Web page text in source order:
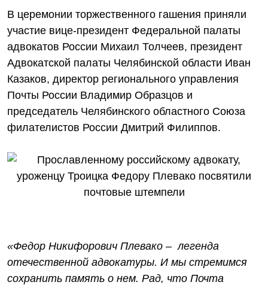
В церемонии торжественного гашения приняли
участие вице-президент Федеральной палаты
адвокатов России Михаил Толчеев, президент
Адвокатской палаты Челябинской области Иван
Казаков, директор регионального управления
Почты России Владимир Образцов и
председатель Челябинского областного Союза
филателистов России Дмитрий Филиппов.
«Федор Никифорович Плевако – легенда
отечественной адвокатуры. И мы стремимся
сохранить память о нем. Рад, что Почта